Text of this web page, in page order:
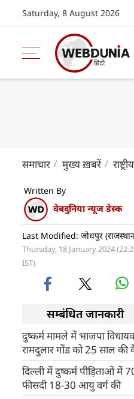
Saturday, 8 August 2026
समाचार मुख्य ख़बरें राष्ट्रीय
Written By
वेबदुनिया न्यूज डेस्क
Last Modified: जोधपुर
Thursday, 18 January 2024
IST)
सम्बंधित जानकारी
दुष्कर्म मामले में भाजपा
रामदुलार गोंड को 25 साल की
10 लाख का जुर्माना
दिल्ली में दुष्‍कर्म पीड़िताओं में
फीसदी 18-30 आयु वर्ग की